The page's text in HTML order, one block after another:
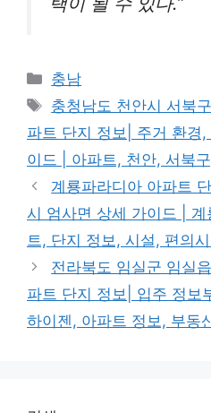
Categories
충남
Tags
충청남도 천안시 서북
파트 단지 정보| 주거 환경
이드 | 아파트, 천안, 서북
계룡파라디아 아파트
시 엄사면 상세 가이드 |
트, 단지 정보, 시설, 편의시
전라북도 임실군 임실
파트 단지 정보| 입주 정보
하이젠, 아파트 정보, 부동